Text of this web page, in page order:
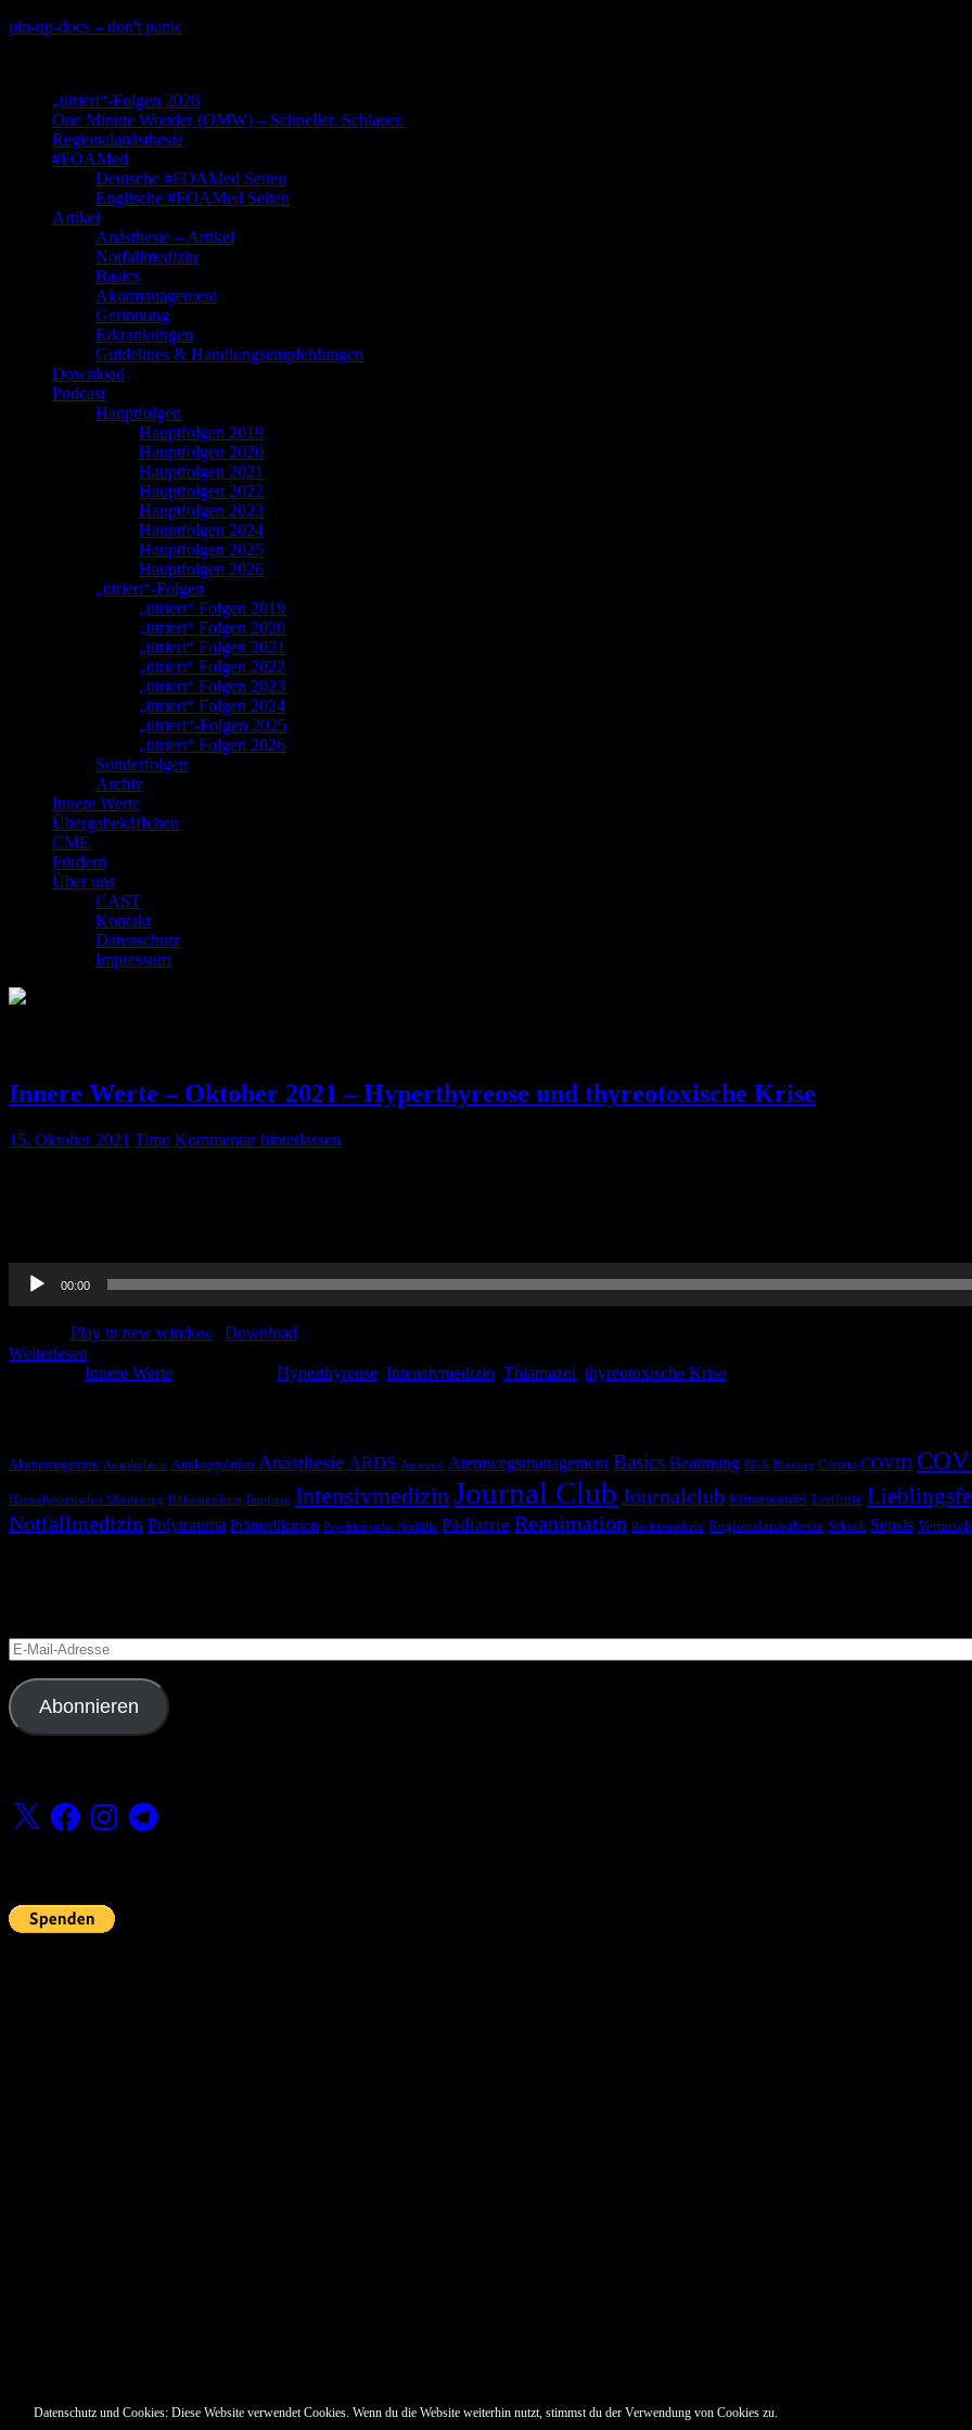
Skip
pin-up-docs – don't panic
„titriert“-Folgen 2026
One Minute Wonder (OMW) – Schneller. Schlauer.
Regionalanästhesie
#FOAMed
Deutsche #FOAMed Seiten
Englische #FOAMed Seiten
Artikel
Anästhesie – Artikel
Notfallmedizin
Basics
Akutmanagement
Gerinnung
Erkrankungen
Guidelines & Handlungsempfehlungen
Download
Podcast
Hauptfolgen
Hauptfolgen 2019
Hauptfolgen 2020
Hauptfolgen 2021
Hauptfolgen 2022
Hauptfolgen 2023
Hauptfolgen 2024
Hauptfolgen 2025
Hauptfolgen 2026
„titriert“-Folgen
„titriert“ Folgen 2019
„titriert“ Folgen 2020
„titriert“ Folgen 2021
„titriert“ Folgen 2022
„titriert“ Folgen 2023
„titriert“ Folgen 2024
„titriert“-Folgen 2025
„titriert“ Folgen 2026
Sonderfolgen
Archiv
Innere Werte
Übergabekäffchen
CME
Fördern
Über uns
CAST
Kontakt
Datenschutz
Impressum
Innere Werte – Oktober 2021 – Hyperthyreose und thyreotoxische Krise
15. Oktober 2021 Timo Kommentar hinterlassen
Audio-
Player
00:00
Play in new window
Download
Weiterlesen
Innere Werte Hyperthyreose Intensivmedizin Thiamazol thyreotoxische Krise
Akutmanagement Anaphylaxie Antikoagulation Anästhesie ARDS Atemnot Atemwegsmanagement Basics Beatmung BGA Blutung Corona COVID
Hämodynamisches Monitoring Höhenmedizin Impfung IntensivmedizinJournal Club Journalclub Klimawandel Leitlinie
Notfallmedizin Polytrauma Prämedikation Psychiatrische Notfälle Pädiatrie Reanimation Rechtsmedizin Regionalanästhesie Schock Sepsis
E-
Mail-
Adresse
Abonnieren
X FacebookInstagramTelegram
Datenschutz und Cookies: Diese Website verwendet Cookies. Wenn du die Website weiterhin nutzt, stimmst du der Verwendung von Cookies zu.